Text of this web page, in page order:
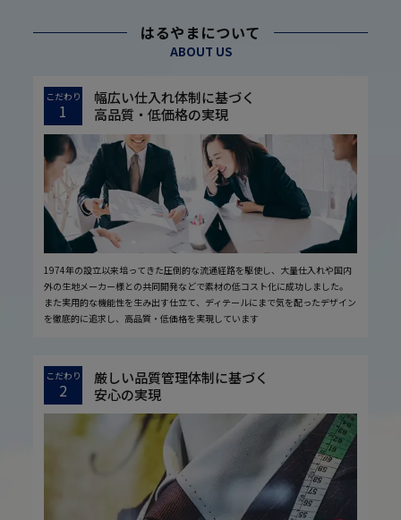
はるやまについて
ABOUT US
こだわり
1
幅広い仕入れ体制に基づく
高品質・低価格の実現
1974年の設立以来培ってきた圧倒的な流通経路を駆使し、大量仕入れや国内
外の生地メーカー様との共同開発などで素材の低コスト化に成功しました。
また実用的な機能性を生み出す仕立て、ディテールにまで気を配ったデザイン
を徹底的に追求し、高品質・低価格を実現しています
こだわり
2
厳しい品質管理体制に基づく
安心の実現